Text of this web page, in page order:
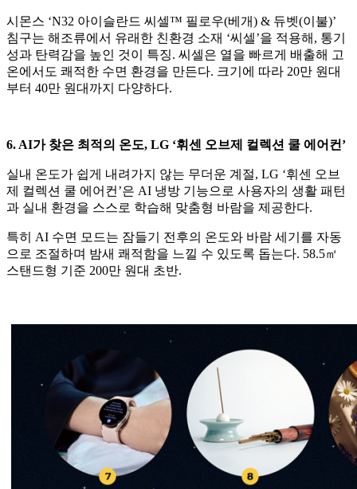
시몬스 ‘N32 아이슬란드 씨셀™ 필로우(베개) & 듀벳(이불)’
침구는 해조류에서 유래한 친환경 소재 ‘씨셀’을 적용해, 통기
성과 탄력감을 높인 것이 특징. 씨셀은 열을 빠르게 배출해 고
온에서도 쾌적한 수면 환경을 만든다. 크기에 따라 20만 원대
부터 40만 원대까지 다양하다.
6. AI가 찾은 최적의 온도, LG ‘휘센 오브제 컬렉션 쿨 에어컨’
실내 온도가 쉽게 내려가지 않는 무더운 계절, LG ‘휘센 오브
제 컬렉션 쿨 에어컨’은 AI 냉방 기능으로 사용자의 생활 패턴
과 실내 환경을 스스로 학습해 맞춤형 바람을 제공한다.
특히 AI 수면 모드는 잠들기 전후의 온도와 바람 세기를 자동
으로 조절하며 밤새 쾌적함을 느낄 수 있도록 돕는다. 58.5㎡
스탠드형 기준 200만 원대 초반.